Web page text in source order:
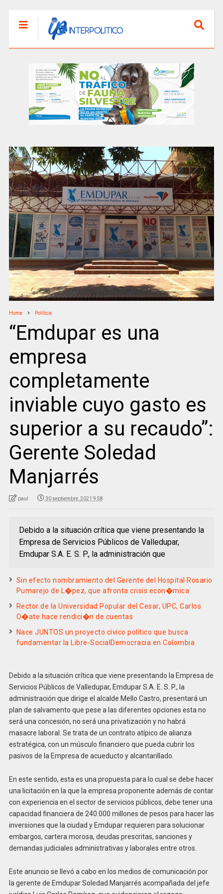
Home Politica
“Emdupar es una
empresa
completamente
inviable cuyo gasto es
superior a su recaudo”:
Gerente Soledad
Manjarrés
paul 30 septiembre, 2021 9:58
Debido a la situación crítica que viene presentando la
Empresa de Servicios Públicos de Valledupar,
Emdupar S.A. E. S. P., la administración que
Sin efecto nombramiento del Gerente del Hospital Rosario
Pumarejo de L�pez, que afronta crisis econ�mica
Rector de la Universidad Popular del Cesar, UPC, Carlos
O�ate hace rendici�n de cuentas
Nace JUNTOS un proyecto cívico político que busca
fundamentar la Libre-SocialDemocracia en Colombia
Debido a la situación crítica que viene presentando la Empresa de
Servicios Públicos de Valledupar, Emdupar S.A. E. S. P., la
administración que dirige el alcalde Mello Castro, presentará un
plan de salvamento que pese a las diferentes opciones esta no
será una concesión, no será una privatización y no habrá
masacre laboral. Se trata de un contrato atípico de alianza
estratégica, con un músculo financiero que pueda cubrir los
pasivos de la Empresa de acueducto y alcantarillado.
En este sentido, esta es una propuesta para lo cual se debe hacer
una licitación en la que la empresa proponente además de contar
con experiencia en el sector de servicios públicos, debe tener una
capacidad financiera de 240.000 millones de pesos para hacer las
inversiones que la ciudad y Emdupar requieren para solucionar
embargos, cartera morosa, deudas prescritas, sanciones y
demandas judiciales administrativas y laborales entre otros.
Este anuncio se llevó a cabo en los medios de comunicación por
la gerente de Emdupar Soledad Manjarrés acompañada del jefe